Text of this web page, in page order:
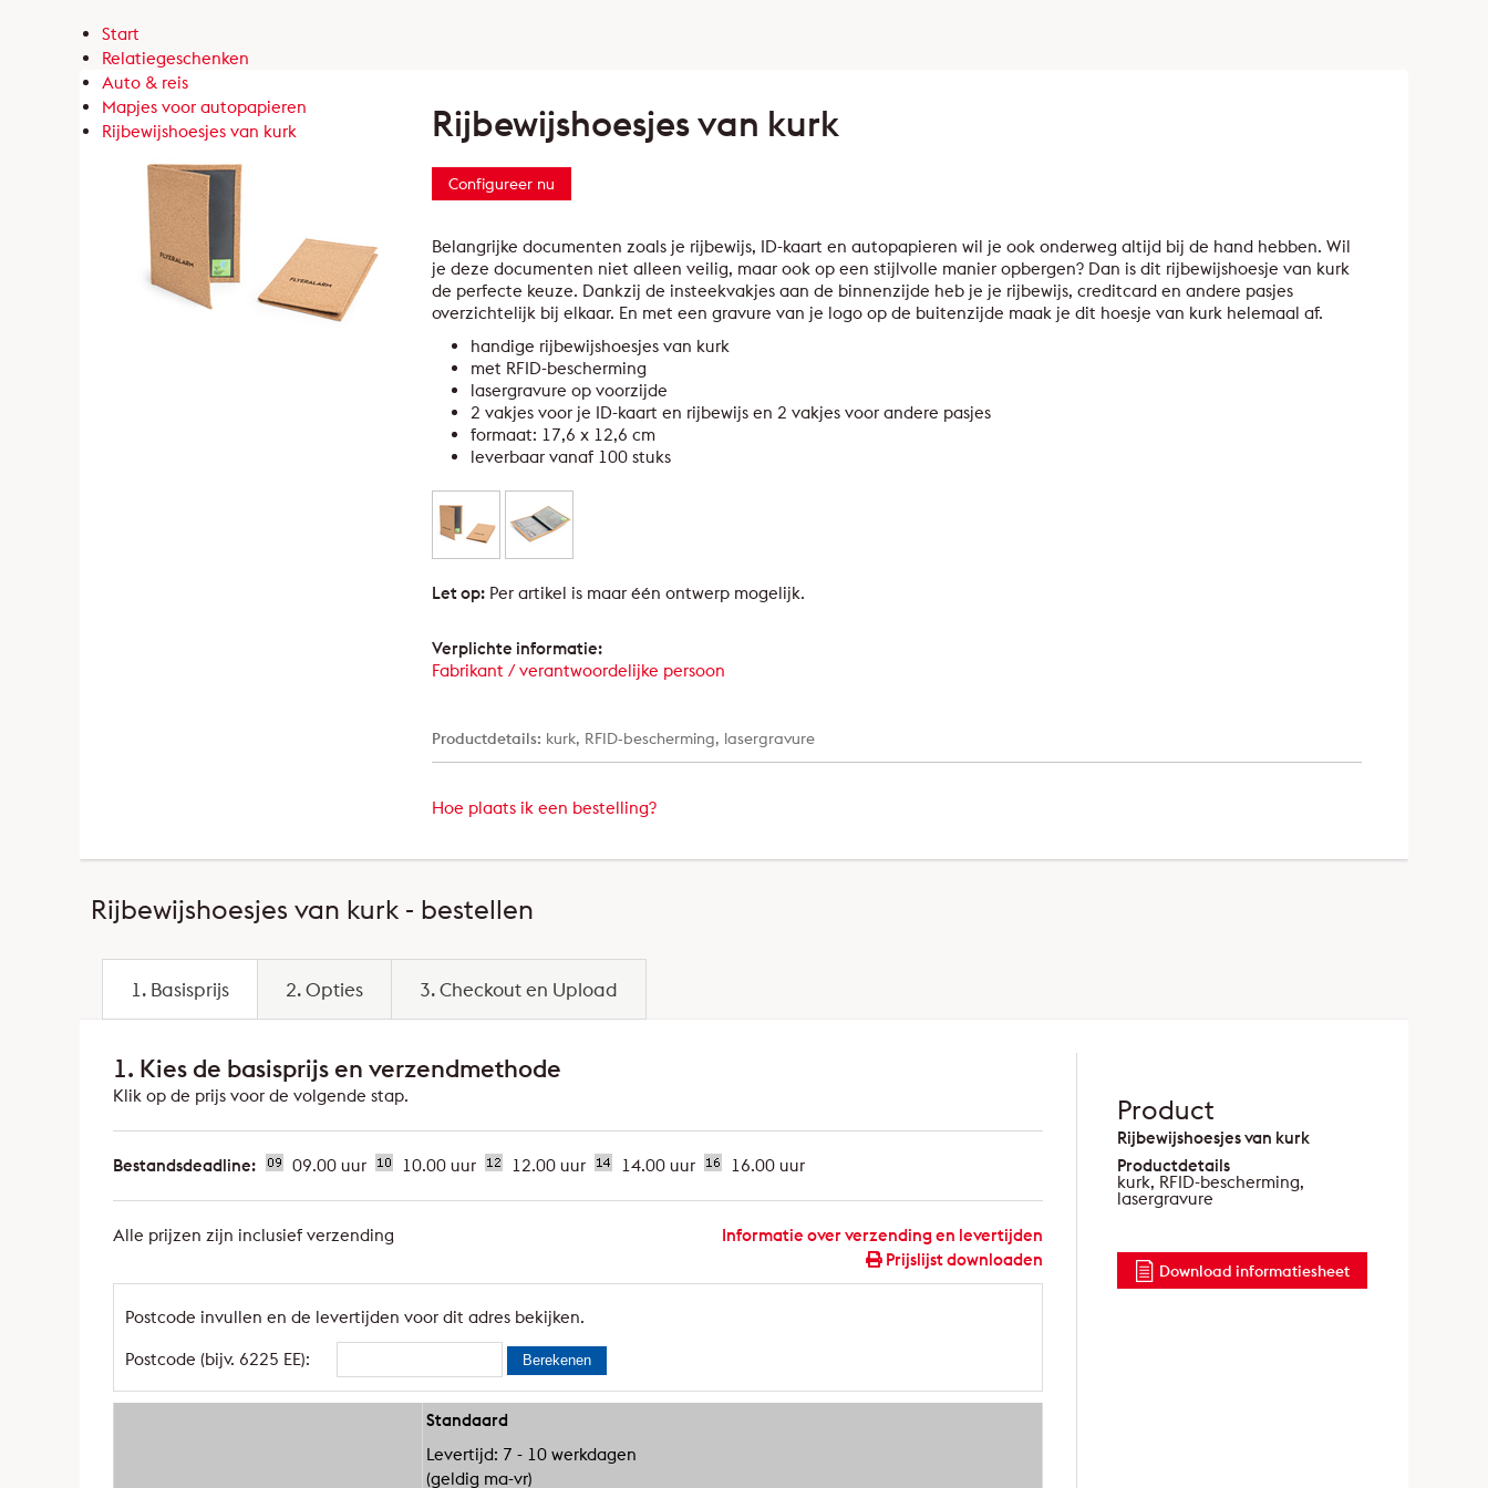
Start
Relatiegeschenken
Auto & reis
Mapjes voor autopapieren
Rijbewijshoesjes van kurk
Rijbewijshoesjes van kurk
Configureer nu
Belangrijke documenten zoals je rijbewijs, ID-kaart en autopapieren wil je ook onderweg altijd bij de hand hebben. Wil
je deze documenten niet alleen veilig, maar ook op een stijlvolle manier opbergen? Dan is dit rijbewijshoesje van kurk
de perfecte keuze. Dankzij de insteekvakjes aan de binnenzijde heb je je rijbewijs, creditcard en andere pasjes
overzichtelijk bij elkaar. En met een gravure van je logo op de buitenzijde maak je dit hoesje van kurk helemaal af.
handige rijbewijshoesjes van kurk
met RFID-bescherming
lasergravure op voorzijde
2 vakjes voor je ID-kaart en rijbewijs en 2 vakjes voor andere pasjes
formaat: 17,6 x 12,6 cm
leverbaar vanaf 100 stuks
Let op: Per artikel is maar één ontwerp mogelijk.
Verplichte informatie:
Fabrikant / verantwoordelijke persoon
Productdetails: kurk, RFID-bescherming, lasergravure
Hoe plaats ik een bestelling?
Rijbewijshoesjes van kurk - bestellen
1. Basisprijs 2. Opties 3. Checkout en Upload
1. Kies de basisprijs en verzendmethode
Klik op de prijs voor de volgende stap.
Bestandsdeadline: 09.00 uur 10.00 uur 12.00 uur 14.00 uur 16.00 uur
Alle prijzen zijn inclusief verzending
Informatie over verzending en levertijden
Prijslijst downloaden
Postcode invullen en de levertijden voor dit adres bekijken.
Postcode (bijv. 6225 EE):
Berekenen
Standaard
Levertijd: 7 - 10 werkdagen
(geldig ma-vr)
Product
Rijbewijshoesjes van kurk
Productdetails
kurk, RFID-bescherming,
lasergravure
Download informatiesheet